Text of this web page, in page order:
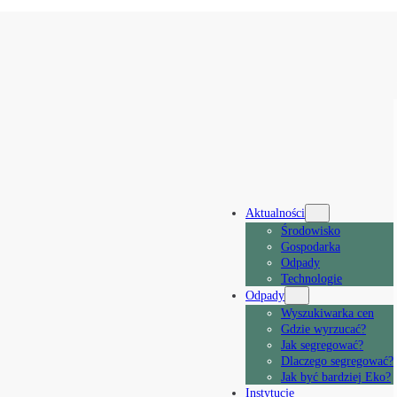
Aktualności
Środowisko
Gospodarka
Odpady
Technologie
Odpady
Wyszukiwarka cen
Gdzie wyrzucać?
Jak segregować?
Dlaczego segregować?
Jak być bardziej Eko?
Instytucje